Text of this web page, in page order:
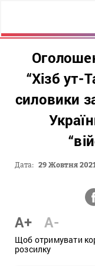
“Хізб ут-
силовики
Дата: 29 Жовтня
A+ A-
Щоб отримувати
розсилку